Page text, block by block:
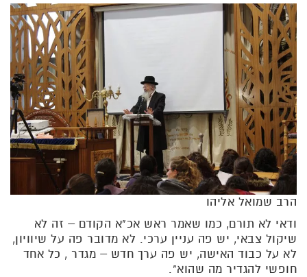
הרב שמואל אליהו
ודאי לא תורם, כמו שאמר ראש אכ"א הקודם – זה לא
שיקול צבאי, יש פה עניין ערכי. לא מדובר פה על שיוויון,
לא על כבוד האישה, יש פה ערך חדש – מגדר , כל אחד
חופשי להגדיר מה שהוא".